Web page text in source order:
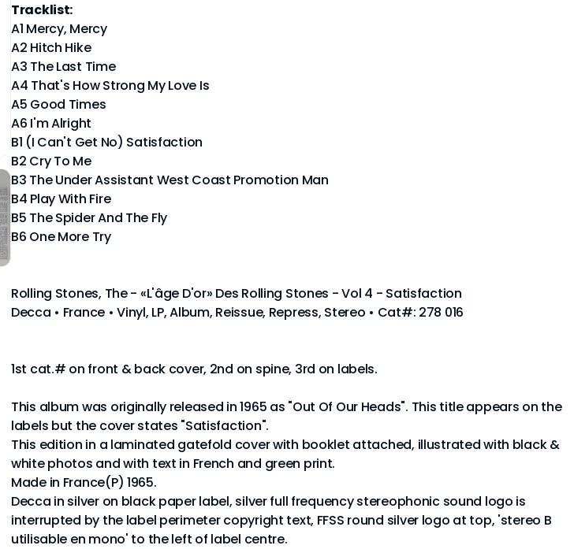
Tracklist:
A1 Mercy, Mercy
A2 Hitch Hike
A3 The Last Time
A4 That's How Strong My Love Is
A5 Good Times
A6 I'm Alright
B1 (I Can't Get No) Satisfaction
B2 Cry To Me
B3 The Under Assistant West Coast Promotion Man
B4 Play With Fire
B5 The Spider And The Fly
B6 One More Try
Rolling Stones, The - «L'âge D'or» Des Rolling Stones - Vol 4 - Satisfaction
Decca • France • Vinyl, LP, Album, Reissue, Repress, Stereo • Cat#: 278 016
1st cat.# on front & back cover, 2nd on spine, 3rd on labels.
This album was originally released in 1965 as "Out Of Our Heads". This title appears on the
labels but the cover states "Satisfaction".
This edition in a laminated gatefold cover with booklet attached, illustrated with black &
white photos and with text in French and green print.
Made in France(P) 1965.
Decca in silver on black paper label, silver full frequency stereophonic sound logo is
interrupted by the label perimeter copyright text, FFSS round silver logo at top, 'stereo B
utilisable en mono' to the left of label centre.